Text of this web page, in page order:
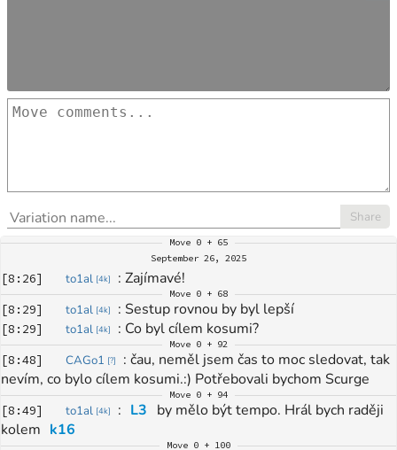
Share
Move 0 + 65
September 26, 2025
[8:26] to1al [4k] : Zajímavé!
Move 0 + 68
[8:29] to1al [4k] : Sestup rovnou by byl lepší
[8:29] to1al [4k] : Co byl cílem kosumi?
Move 0 + 92
[8:48] CAGo1 [?] : čau, neměl jsem čas to moc sledovat, tak
nevím, co bylo cílem kosumi.:) Potřebovali bychom Scurge
Move 0 + 94
[8:49] to1al [4k] : L3 by mělo být tempo. Hrál bych raději
kolem k16
Move 0 + 100